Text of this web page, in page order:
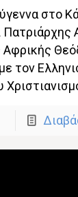
στο
Πατριάρχης
Αφρικής
τον